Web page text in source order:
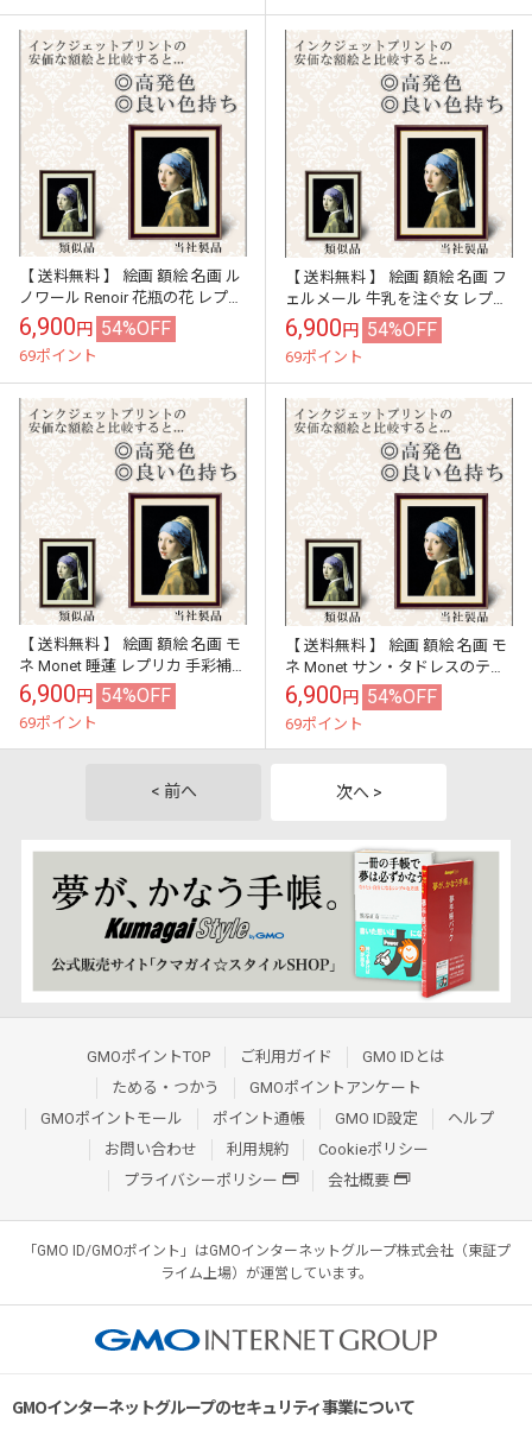
【 送料無料 】 絵画 額絵 名画 ル
ノワール Renoir 花瓶の花 レプリ
カ 手彩補色 インテリア 壁掛け
絵 額入り 風水 ...
6,900円 54%OFF
69ポイント
【 送料無料 】 絵画 額絵 名画 フ
ェルメール 牛乳を注ぐ女 レプリ
カ 手彩補色 インテリア 壁掛け
絵 額入り 風水 おすすめ...
6,900円 54%OFF
69ポイント
【 送料無料 】 絵画 額絵 名画 モ
ネ Monet 睡蓮 レプリカ 手彩補
色 インテリア 壁掛け 絵 額入り
風水 おすすめ ア...
6,900円 54%OFF
69ポイント
【 送料無料 】 絵画 額絵 名画 モ
ネ Monet サン・タドレスのテラ
ス レプリカ 手彩補色 インテリア
壁掛け 絵 額入り ...
6,900円 54%OFF
69ポイント
< 前へ 次へ >
GMOポイントTOP ご利用ガイド
GMO IDとは
ためる・つかう
GMOポイントアンケート
GMOポイントモール
ポイント通帳 GMO ID設定
ヘルプ
お問い合わせ
利用規約
Cookieポリシー
プライバシーポリシー
会社概要
「GMO ID/GMOポイント」はGMOインターネットグループ株式会社（東証プ
ライム上場）が運営しています。
GMOインターネットグループのセキュリティ事業について